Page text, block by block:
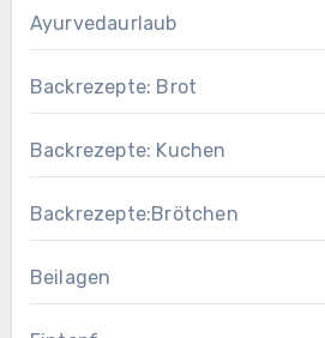
Ayurvedaurlaub
Backrezepte: Brot
Backrezepte: Kuchen
Backrezepte:Brötchen
Beilagen